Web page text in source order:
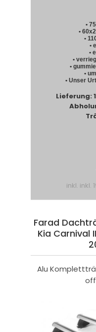
•
•
•
•
•
•
•
•
• Unser
Lieferung:
inkl. inkl.
Farad
Kia Carnival
Alu